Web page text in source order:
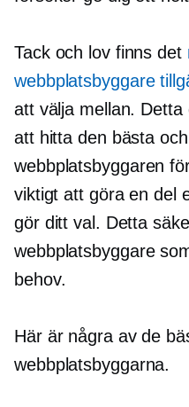
Tack och lov finns det
webbplatsbyggare
att välja mellan.
att hitta den bästa
webbplatsbyggaren
viktigt att göra en del
gör ditt val. Detta
webbplatsbyggare
behov.
Här är några av de
webbplatsbyggarna.